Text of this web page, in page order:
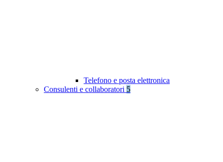
Telefono e posta elettronica
Consulenti e collaboratori 5